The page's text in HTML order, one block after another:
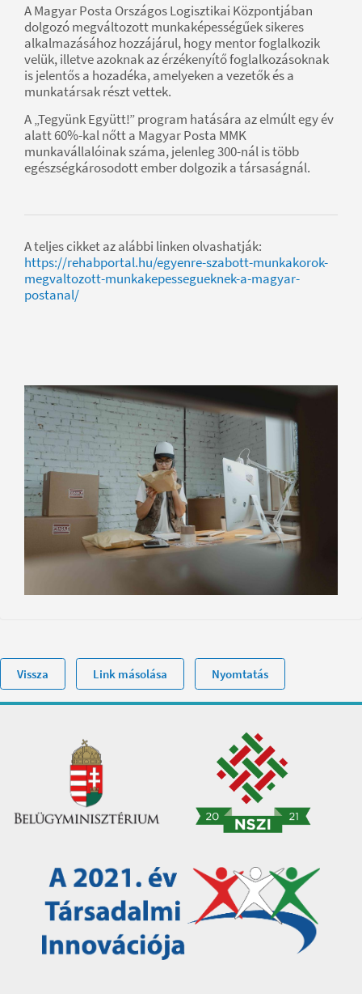
A Magyar Posta Országos Logisztikai Központjában
dolgozó megváltozott munkaképességűek sikeres
alkalmazásához hozzájárul, hogy mentor foglalkozik
velük, illetve azoknak az érzékenyítő foglalkozásoknak
is jelentős a hozadéka, amelyeken a vezetők és a
munkatársak részt vettek.
A „Tegyünk Együtt!” program hatására az elmúlt egy év
alatt 60%-kal nőtt a Magyar Posta MMK
munkavállalóinak száma, jelenleg 300-nál is több
egészségkárosodott ember dolgozik a társaságnál.
A teljes cikket az alábbi linken olvashatják:
https://rehabportal.hu/egyenre-szabott-munkakorok-
megvaltozott-munkakepessegueknek-a-magyar-
postanal/
Vissza Link másolása Nyomtatás